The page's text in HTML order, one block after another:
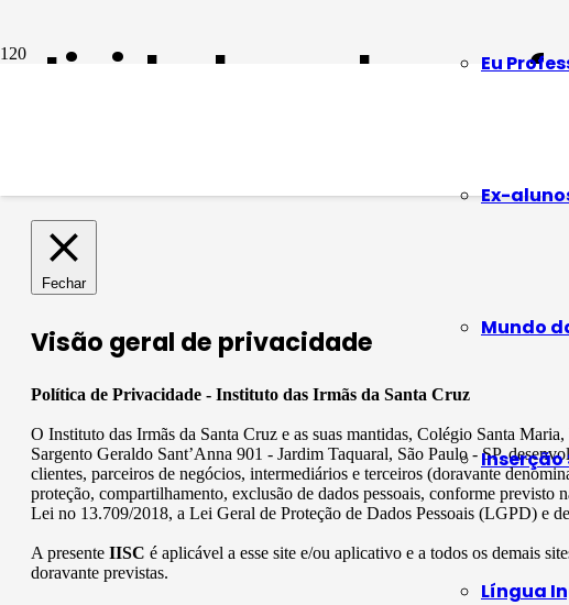
Eu
Ex-
Mundo
Inserção
Língua
atividades sobre as
Fechar
Visão geral de privacidade
Política de Privacidade - Instituto das Irmãs da Santa Cruz
O Instituto das Irmãs da Santa Cruz e as suas mantidas, Colégio Santa
Sargento Geraldo Sant’Anna 901 - Jardim Taquaral, São Paulo - SP,
clientes, parceiros de negócios, intermediários e terceiros (doravante
proteção, compartilhamento, exclusão de dados pessoais, conforme previsto
Lei no 13.709/2018, a Lei Geral de Proteção de Dados Pessoais (LGPD) e
A presente IISC é aplicável a esse site e/ou aplicativo e a todos os demais
doravante previstas.